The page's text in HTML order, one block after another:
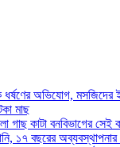
ধর্ষণের অভিযোগ, মসজিদের
মাছ
গাছ কাটা বনবিভাগের সেই
১৭ বছরের